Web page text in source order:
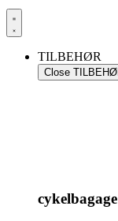
TILBEHØR
Close
cykelbagage